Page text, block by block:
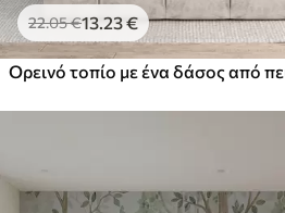
22.05€13.23€